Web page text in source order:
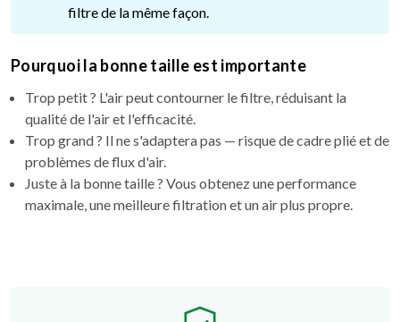
filtre de la même façon.
Pourquoi la bonne taille est importante
Trop petit ? L'air peut contourner le filtre, réduisant la
qualité de l'air et l'efficacité.
Trop grand ? Il ne s'adaptera pas — risque de cadre plié et de
problèmes de flux d'air.
Juste à la bonne taille ? Vous obtenez une performance
maximale, une meilleure filtration et un air plus propre.